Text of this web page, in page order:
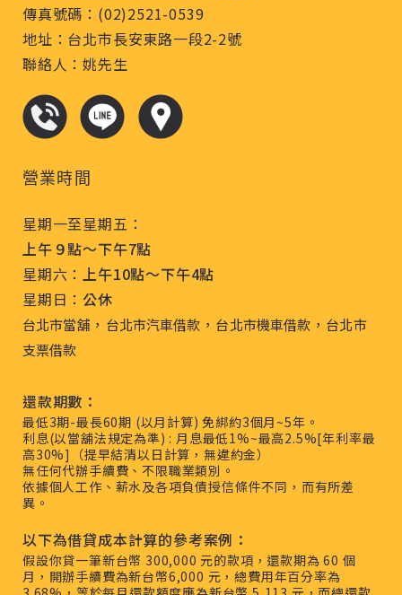
傳真號碼：(02)2521-0539
地址：台北市長安東路一段2-2號
聯絡人：姚先生
營業時間
星期一至星期五：
上午９點～下午7點
星期六：上午10點～下午4點
星期日： 公休
台北市當舖， 台北市汽車借款 ， 台北市機車借款 ， 台北市
支票借款
還款期數：
最低3期-最長60期 (以月計算) 免綁約3個月~5年。
利息(以當舖法規定為準) : 月息最低1%~最高2.5%[年利率最
高30%]（提早結清以日計算，無違約金）
無任何代辦手續費、不限職業類別。
依據個人工作、薪水及各項負債授信條件不同，而有所差
異。
以下為借貸成本計算的參考案例：
假設你貸一筆新台幣 300,000 元的款項，還款期為 60 個
月，開辦手續費為新台幣6,000 元，總費用年百分率為